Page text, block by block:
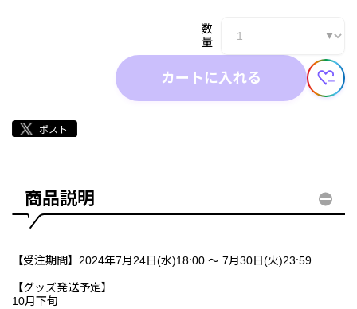
数
量
カートに入れる
商品説明
【受注期間】2024年7月24日(水)18:00 ～ 7月30日(火)23:59
【グッズ発送予定】
10月下旬